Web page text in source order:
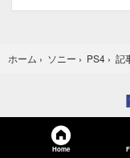
ホーム › ソニー › PS4 › 記
Home